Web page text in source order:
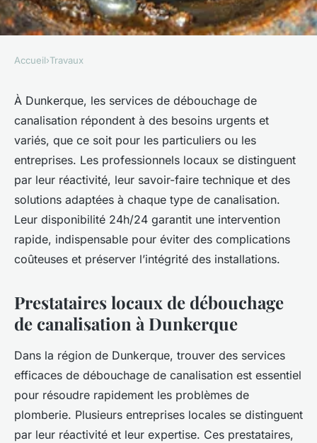
Services efficaces de
débouchage de canalisation à
dunkerque
Léon•6 octobre 2025•5 min de lecture
Accueil›Travaux
À Dunkerque, les services de débouchage de
canalisation répondent à des besoins urgents et
variés, que ce soit pour les particuliers ou les
entreprises. Les professionnels locaux se distinguent
par leur réactivité, leur savoir-faire technique et des
solutions adaptées à chaque type de canalisation.
Leur disponibilité 24h/24 garantit une intervention
rapide, indispensable pour éviter des complications
coûteuses et préserver l’intégrité des installations.
Prestataires locaux de débouchage
de canalisation à Dunkerque
Dans la région de Dunkerque, trouver des services
efficaces de débouchage de canalisation est essentiel
pour résoudre rapidement les problèmes de
plomberie. Plusieurs entreprises locales se distinguent
par leur réactivité et leur expertise. Ces prestataires,